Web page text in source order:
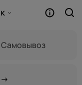
Самовывоз
→